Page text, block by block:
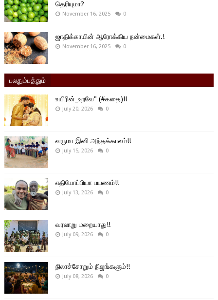
தெரியுமா?
November 16, 2025 0
ஜாதிக்காயின் ஆரோக்கிய நன்மைகள்.!
November 16, 2025 0
பலதும்பத்தும்
உயிரின்_உறவே" (#கதை)!!
July 20, 2026 0
வருமா இனி அந்தக்காலம்!!
July 15, 2026 0
எதியோப்பியா பயணம்!!
July 13, 2026 0
வரலாறு மறையாது!!
July 09, 2026 0
நிலாச்சோறும் நிஜங்களும்!!
July 08, 2026 0